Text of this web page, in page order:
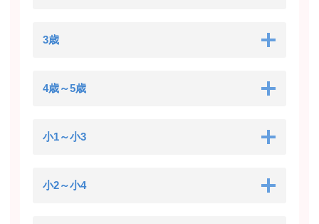
3歳
4歳～5歳
小1～小3
小2～小4